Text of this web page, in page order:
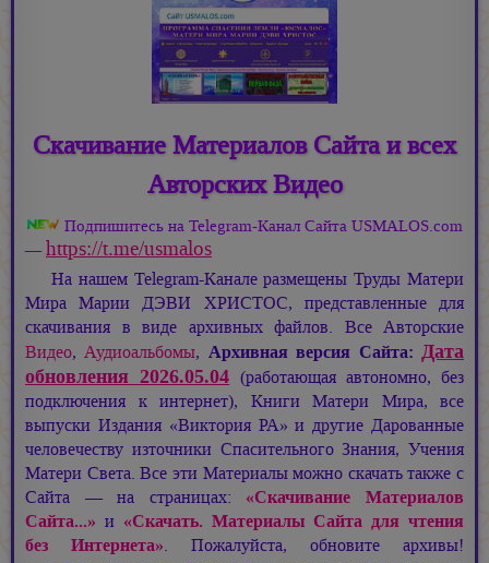
Скачивание Материалов Сайта и всех
Авторских Видео
Подпишитесь на Telegram-Канал Сайта USMALOS.com
— https://t.me/usmalos
На нашем Telegram-Канале размещены Труды Матери
МираМарии ДЭВИ ХРИСТОС, представленные для
скачивания в виде архивных файлов. Все Авторские
Видео,Аудиоальбомы, Архивная версия Сайта:Дата
обновления 2026.05.04 (работающая автономно, без
подключения к интернет), Книги Матери Мира, все
выпуски Издания «Виктория РА» и другие Дарованные
человечеству източники Спасительного Знания, Учения
Матери Света. Все эти Материалы можно скачать также с
Сайта — на страницах: «Скачивание Материалов
Сайта...» и «Скачать. Материалы Сайта для чтения
без Интернета». Пожалуйста, обновите архивы!